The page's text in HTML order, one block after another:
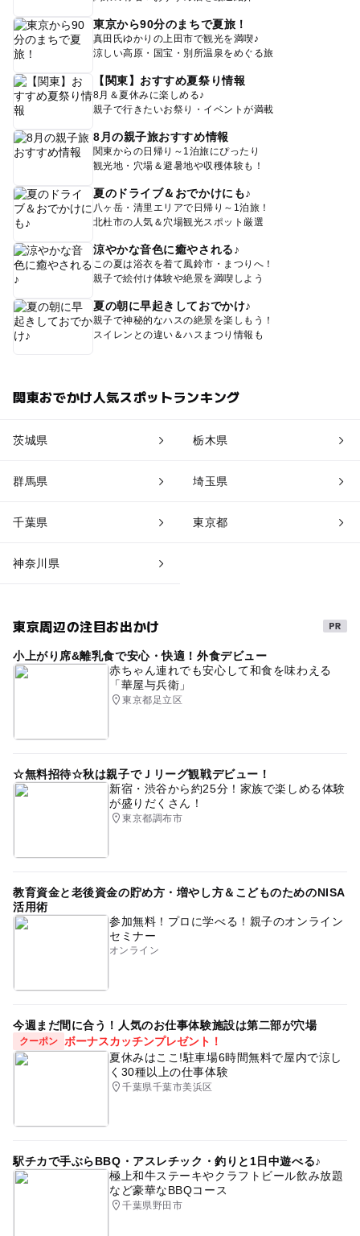
東京から90分のまちで夏旅！
真田氏ゆかりの上田市で観光を満喫♪
涼しい高原・国宝・別所温泉をめぐる旅
【関東】おすすめ夏祭り情報
8月＆夏休みに楽しめる♪
親子で行きたいお祭り・イベントが満載
8月の親子旅おすすめ情報
関東からの日帰り～1泊旅にぴったり
観光地・穴場＆避暑地や収穫体験も！
夏のドライブ＆おでかけにも♪
八ヶ岳・清里エリアで日帰り～1泊旅！
北杜市の人気＆穴場観光スポット厳選
涼やかな音色に癒やされる♪
この夏は浴衣を着て風鈴市・まつりへ！
親子で絵付け体験や絶景を満喫しよう
夏の朝に早起きしておでかけ♪
親子で神秘的なハスの絶景を楽しもう！
スイレンとの違い＆ハスまつり情報も
関東おでかけ人気スポットランキング
茨城県 栃木県
群馬県 埼玉県
千葉県 東京都
神奈川県
東京周辺の注目お出かけ
小上がり席&離乳食で安心・快適！外食デビュー
赤ちゃん連れでも安心して和食を味わえる
「華屋与兵衛」
東京都足立区
☆無料招待☆秋は親子でＪリーグ観戦デビュー！
新宿・渋谷から約25分！家族で楽しめる体験
が盛りだくさん！
東京都調布市
教育資金と老後資金の貯め方・増やし方＆こどものためのNISA
活用術
参加無料！プロに学べる！親子のオンライン
セミナー
オンライン
今週まだ間に合う！人気のお仕事体験施設は第二部が穴場
クーポン
ボーナスカッチンプレゼント！
夏休みはここ!駐車場6時間無料で屋内で涼し
く30種以上の仕事体験
千葉県千葉市美浜区
駅チカで手ぶらBBQ・アスレチック・釣りと1日中遊べる♪
極上和牛ステーキやクラフトビール飲み放題
など豪華なBBQコース
千葉県野田市